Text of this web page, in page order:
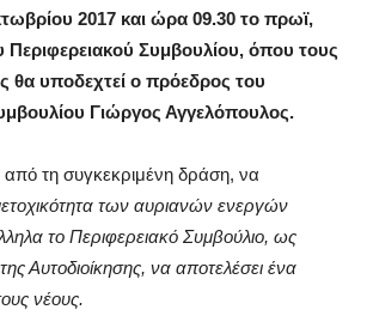
2017 και ώρα 09.30 το πρωϊ,
Περιφερειακού Συμβουλίου, όπου τους
θα υποδεχτεί ο πρόεδρος του
Γιώργος Αγγελόπουλος.
από τη συγκεκριμένη δράση, να
των αυριανών ενεργών
το Περιφερειακό Συμβούλιο, ως
Αυτοδιοίκησης, να αποτελέσει ένα
νέους.